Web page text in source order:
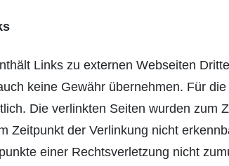
Links zu externen Webseiten
keine Gewähr übernehmen. Für
Die verlinkten Seiten wurden zum
Zeitpunkt der Verlinkung nicht
einer Rechtsverletzung nicht